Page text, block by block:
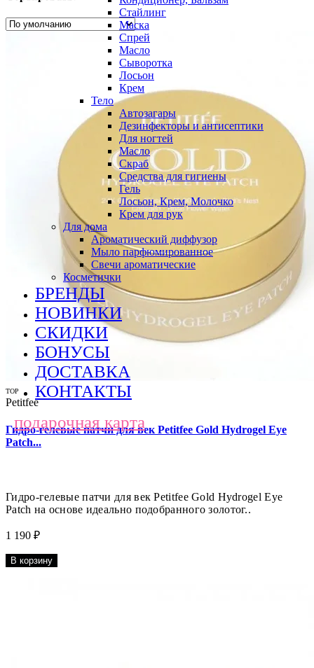
Стайлинг
Маска
Спрей
Масло
Сыворотка
Лосьон
Крем
Тело
Автозагары
Дезинфекторы и антисептики
Для ногтей
Масло
Скраб
Средства для гигиены
Гель
Лосьон, Крем, Молочко
Крем для рук
Для дома
Ароматический диффузор
Мыло парфюмированное
Свечи ароматические
Косметички
БРЕНДЫ
НОВИНКИ
СКИДКИ
БОНУСЫ
ДОСТАВКА
КОНТАКТЫ
подарочная карта
TOP
Petitfee
Гидро-гелевые патчи для век Petitfee Gold Hydrogel Eye
Patch...
Гидро-гелевые патчи для век Petitfee Gold Hydrogel Eye
Patch на основе идеально подобранного золотог..
1 190 ₽
В корзину